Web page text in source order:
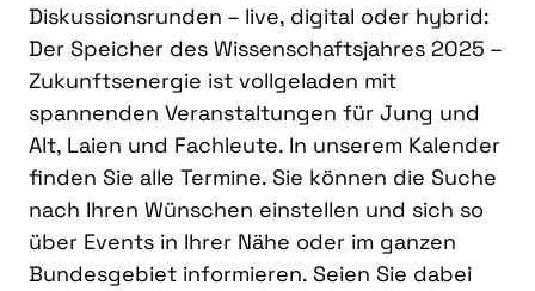
Diskussionsrunden – live, digital oder hybrid:
Der Speicher des Wissenschaftsjahres 2025 –
Zukunftsenergie ist vollgeladen mit
spannenden Veranstaltungen für Jung und
Alt, Laien und Fachleute. In unserem Kalender
finden Sie alle Termine. Sie können die Suche
nach Ihren Wünschen einstellen und sich so
über Events in Ihrer Nähe oder im ganzen
Bundesgebiet informieren. Seien Sie dabei